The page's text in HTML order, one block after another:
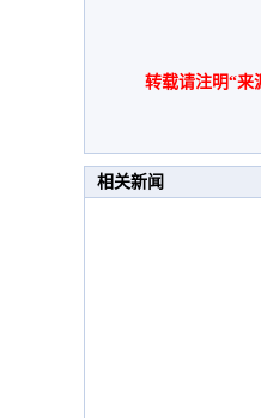
转载请注明“来
相关新闻